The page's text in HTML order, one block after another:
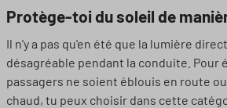
Protège-toi du soleil de
Il n'y a pas qu'en été que la lumière
désagréable pendant la conduite. Pour
passagers ne soient éblouis en route
chaud, tu peux choisir dans cette